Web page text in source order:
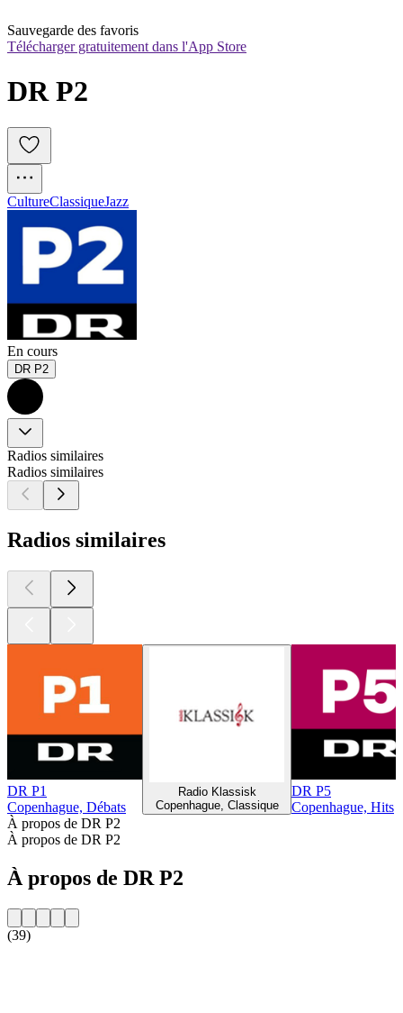
Sauvegarde des favoris
Télécharger gratuitement dans l'App Store
DR P2
CultureClassiqueJazz
En cours
DR P2
Radios similaires
Radios similaires
Radios similaires
DR P1
Copenhague, Débats
Radio Klassisk
Copenhague, Classique
DR P5
Copenhague, Hits
À propos de DR P2
À propos de DR P2
À propos de DR P2
(39)